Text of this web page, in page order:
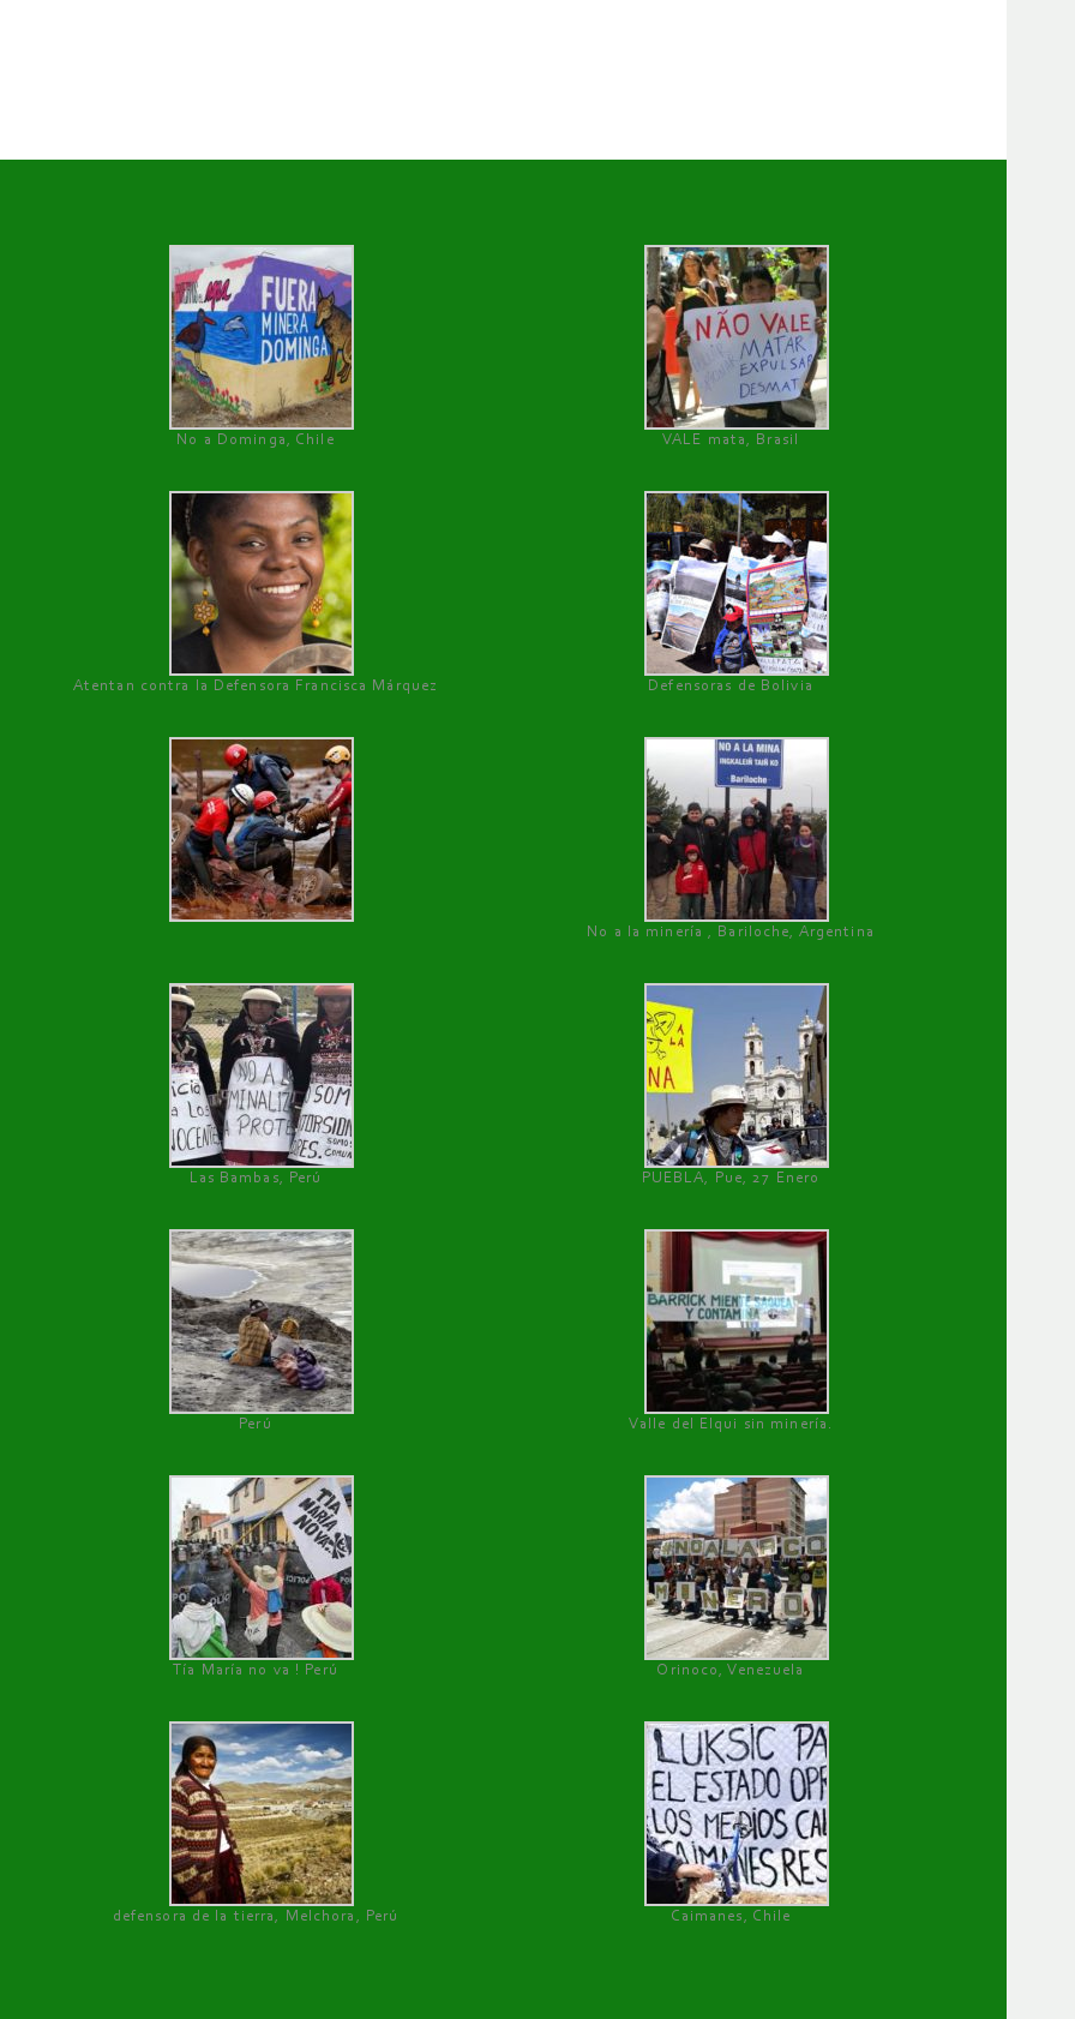
No a Dominga, Chile
VALE mata, Brasil
Atentan contra la Defensora Francisca Márquez Defensoras de Bolivia
No a la minería , Bariloche, Argentina
Las Bambas, Perú PUEBLA, Pue, 27 Enero
Perú Valle del Elqui sin minería.
Tía María no va ! Perú Orinoco, Venezuela
defensora de la tierra, Melchora, Perú Caimanes, Chile